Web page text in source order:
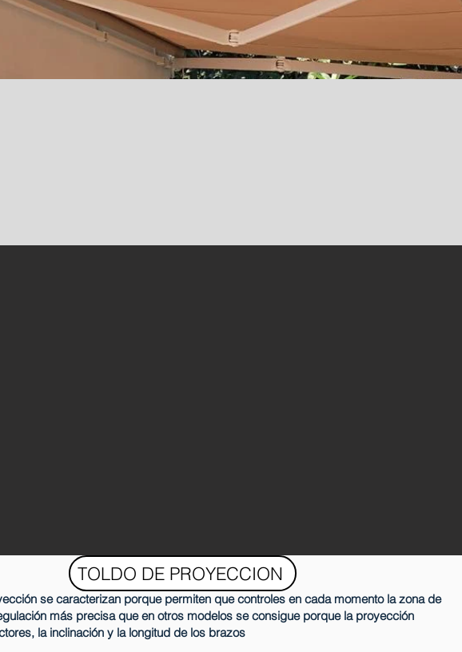
se caracterizan porque permiten que controles en cada momento la zona de
más precisa que en otros modelos se consigue porque la proyección
la inclinación y la longitud de los brazos
TOLDO DE PROYECCION